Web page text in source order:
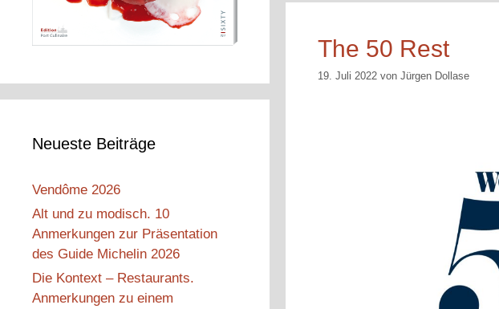
The 50 Rest
19. Juli 2022 von Jürgen Dollase
Neueste Beiträge
Vendôme 2026
Alt und zu modisch. 10
Anmerkungen zur Präsentation
des Guide Michelin 2026
Die Kontext – Restaurants.
Anmerkungen zu einem